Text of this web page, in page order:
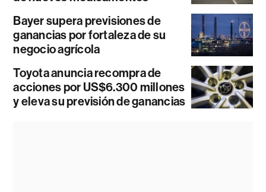
Bayer supera previsiones de
ganancias por fortaleza de su
negocio agrícola
Toyota anuncia recompra de
acciones por US$6.300 millones
y eleva su previsión de ganancias